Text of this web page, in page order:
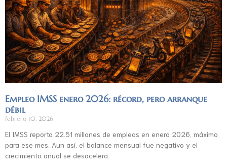
Empleo IMSS enero 2026: récord, pero arranque
débil
febrero 10, 2026
El IMSS reporta 22.51 millones de empleos en enero 2026, máximo
para ese mes. Aun así, el balance mensual fue negativo y el
crecimiento anual se desacelera.